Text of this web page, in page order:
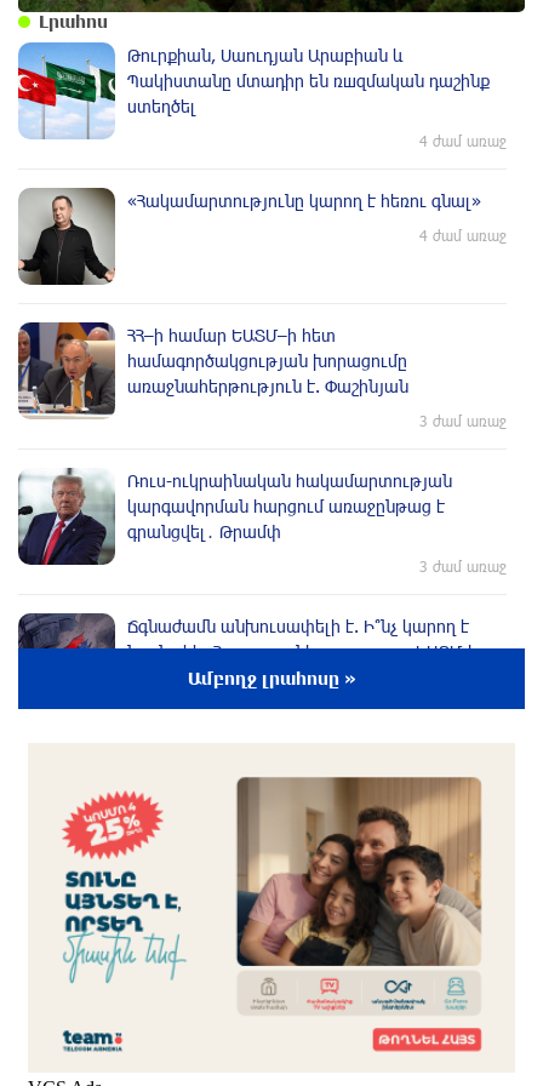
Լրահոս
Թուրքիան, Սաուդյան Արաբիան և
Պակիստանը մտադիր են ռшզմական դաշինք
ստեղծել
4 ժամ առաջ
«Հակամարտությունը կարող է հեռու գնալ»
4 ժամ առաջ
ՀՀ–ի համար ԵԱՏՄ–ի հետ
համագործակցության խորացումը
առաջնահերթություն է. Փաշինյան
3 ժամ առաջ
Ռուս-ուկրաինական hակամարտության
կարգավորման հարցում առաջընթաց է
գրանցվել․ Թրամփ
3 ժամ առաջ
Ճգնաժամն անխուսափելի է. Ի՞նչ կարող է
նշանակել Հայաստանի դուրս գալը ԵԱՏՄ-ից
Հայաստանի համար
3 ժամ առաջ
3 ժամ առաջ
Ուկրաինական ԱԹՍ–ները հարձակվել են
Եկատերինբուրգում գործող «Wildberries»-ի
պահեստի վրա
2 ժամ առաջ
Ամբողջ լրահոսը »